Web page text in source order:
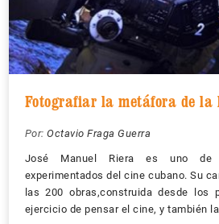
Fotografiar la metáfora de la
Por: Octavio Fraga Guerra
José Manuel Riera es uno de
experimentados del cine cubano. Su
las 200 obras,construida desde los
ejercicio de pensar el cine, y también